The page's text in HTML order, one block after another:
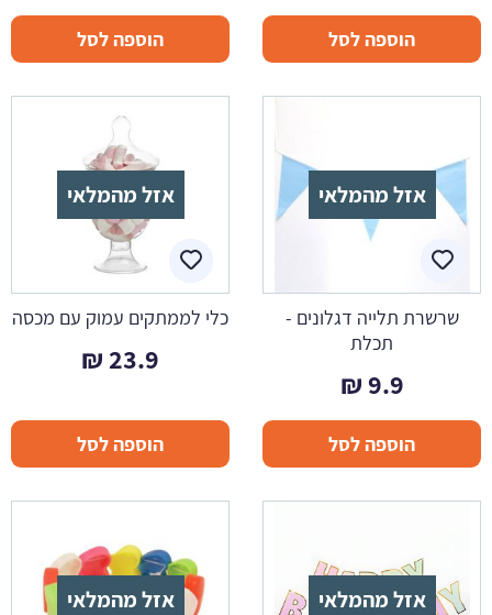
הוספה לסל הוספה לסל
אזל מהמלאי
שרשרת תלייה דגלונים -
תכלת
9.9
₪
הוספה לסל
אזל מהמלאי
כלי לממתקים עמוק עם מכסה
23.9
₪
הוספה לסל
אזל מהמלאי אזל מהמלאי